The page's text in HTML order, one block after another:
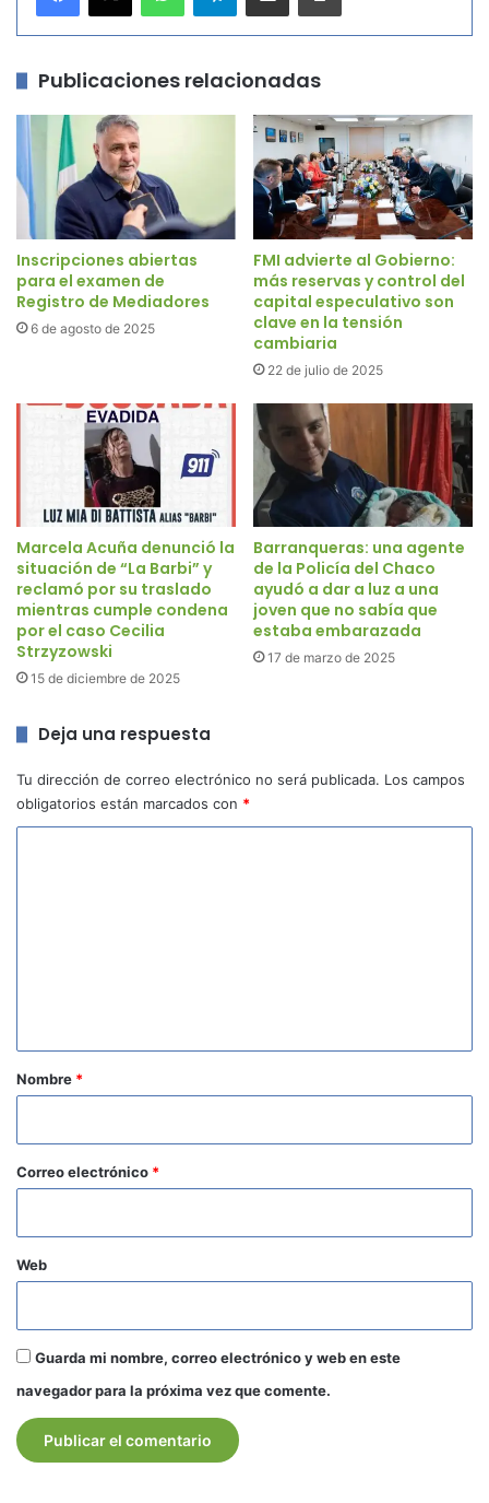
Publicaciones relacionadas
Inscripciones abiertas
para el examen de
Registro de Mediadores
6 de agosto de 2025
FMI advierte al Gobierno:
más reservas y control del
capital especulativo son
clave en la tensión
cambiaria
22 de julio de 2025
Marcela Acuña denunció la
situación de “La Barbi” y
reclamó por su traslado
mientras cumple condena
por el caso Cecilia
Strzyzowski
15 de diciembre de 2025
Barranqueras: una agente
de la Policía del Chaco
ayudó a dar a luz a una
joven que no sabía que
estaba embarazada
17 de marzo de 2025
Deja una respuesta
Tu dirección de correo electrónico no será publicada. Los campos
obligatorios están marcados con *
r
*
Nombre *
Correo electrónico *
Web
Guarda mi nombre, correo electrónico y web en este
navegador para la próxima vez que comente.